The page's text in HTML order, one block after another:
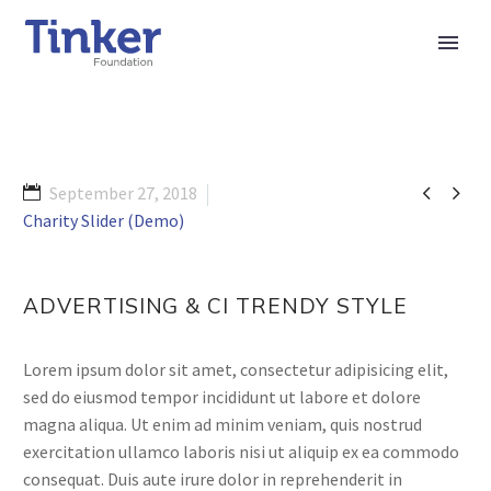
 
September 27, 2018
Charity Slider (Demo)
ADVERTISING & CI TRENDY STYLE
Lorem ipsum dolor sit amet, consectetur adipisicing elit,
sed do eiusmod tempor incididunt ut labore et dolore
magna aliqua. Ut enim ad minim veniam, quis nostrud
exercitation ullamco laboris nisi ut aliquip ex ea commodo
consequat. Duis aute irure dolor in reprehenderit in